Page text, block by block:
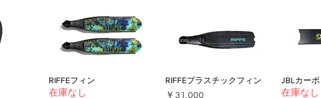
RIFFEフィン
在庫なし
RIFFEプラスチックフィン
価格
￥31,000
JBLカー
在庫なし